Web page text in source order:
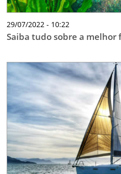
29/07/2022 - 10:22
Saiba tudo sobre a